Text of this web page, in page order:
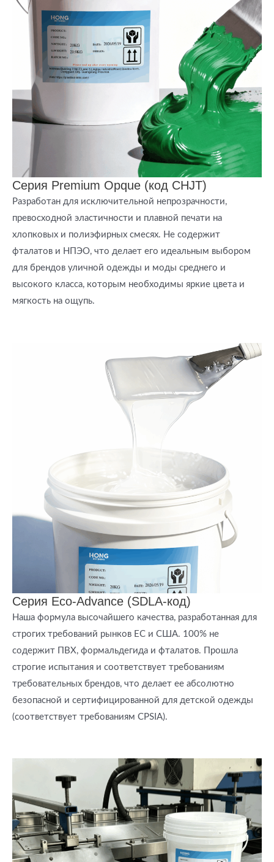
Серия Premium Opque (код CHJT)
Разработан для исключительной непрозрачности,
превосходной эластичности и плавной печати на
хлопковых и полиэфирных смесях. Не содержит
фталатов и НПЭО, что делает его идеальным выбором
для брендов уличной одежды и моды среднего и
высокого класса, которым необходимы яркие цвета и
мягкость на ощупь.
Серия Eco-Advance (SDLA-код)
Наша формула высочайшего качества, разработанная для
строгих требований рынков ЕС и США. 100% не
содержит ПВХ, формальдегида и фталатов. Прошла
строгие испытания и соответствует требованиям
требовательных брендов, что делает ее абсолютно
безопасной и сертифицированной для детской одежды
(соответствует требованиям CPSIA).